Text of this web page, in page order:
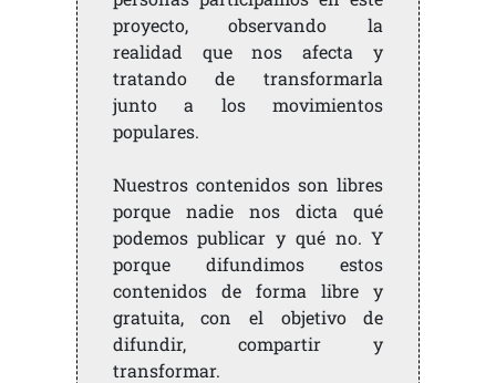
proyecto, observando la
realidad que nos afecta y
tratando de transformarla
junto a los movimientos
populares.
Nuestros contenidos son libres
porque nadie nos dicta qué
podemos publicar y qué no. Y
porque difundimos estos
contenidos de forma libre y
gratuita, con el objetivo de
difundir, compartir y
transformar.